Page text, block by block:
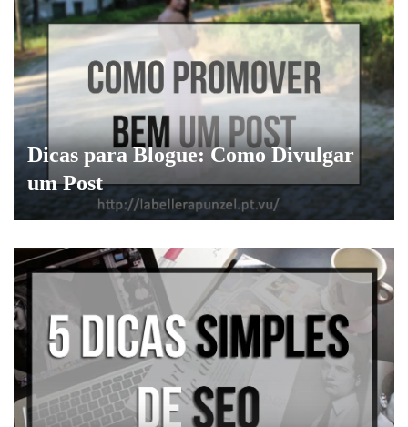
Dicas para Blogue: Como Divulgar
um Post